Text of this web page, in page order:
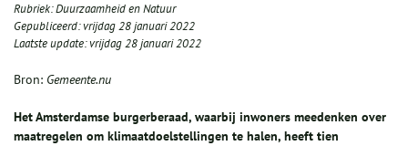
Rubriek:Duurzaamheid en Natuur
Gepubliceerd:vrijdag 28 januari 2022
Laatste update:vrijdag 28 januari 2022
Bron: Gemeente.nu
Het Amsterdamse burgerberaad, waarbij inwoners meedenken over
maatregelen om klimaatdoelstellingen te halen, heeft tien